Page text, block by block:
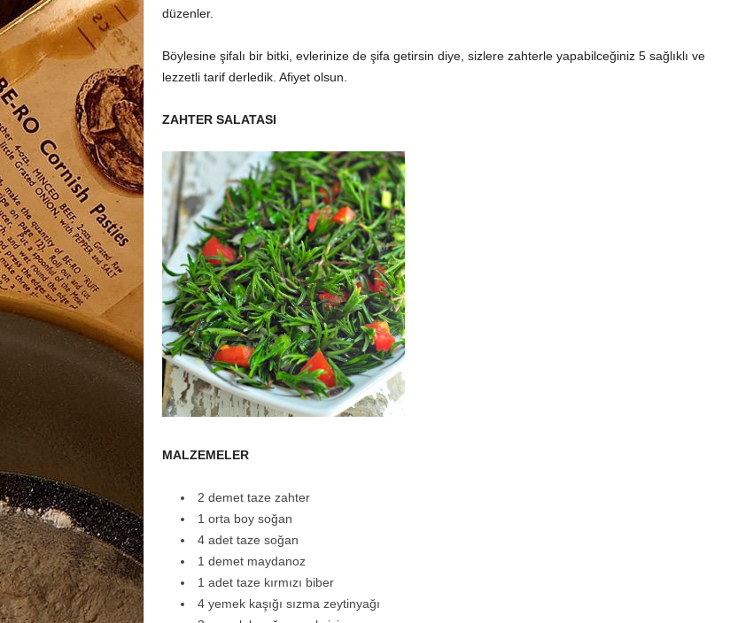
düzenler.
Böylesine şifalı bir bitki, evlerinize de şifa getirsin diye, sizlere zahterle yapabilceğiniz 5 sağlıklı ve
lezzetli tarif derledik. Afiyet olsun.
ZAHTER SALATASI
MALZEMELER
2 demet taze zahter
1 orta boy soğan
4 adet taze soğan
1 demet maydanoz
1 adet taze kırmızı biber
4 yemek kaşığı sızma zeytinyağı